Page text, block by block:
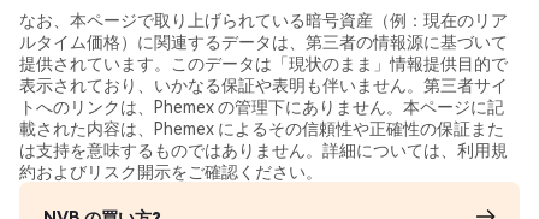
なお、本ページで取り上げられている暗号資産（例：現在のリア
ルタイム価格）に関連するデータは、第三者の情報源に基づいて
提供されています。このデータは「現状のまま」情報提供目的で
表示されており、いかなる保証や表明も伴いません。第三者サイ
トへのリンクは、Phemex の管理下にありません。本ページに記
載された内容は、Phemex によるその信頼性や正確性の保証また
は支持を意味するものではありません。詳細については、利用規
約およびリスク開示をご確認ください。